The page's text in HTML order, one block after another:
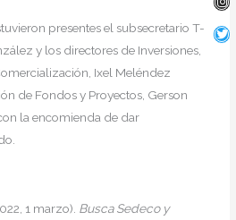
presentes el subsecretario T-
y los directores de Inversiones,
Ixel Meléndez
de Fondos y Proyectos, Gerson
la encomienda de dar
1 marzo). Busca Sedeco y